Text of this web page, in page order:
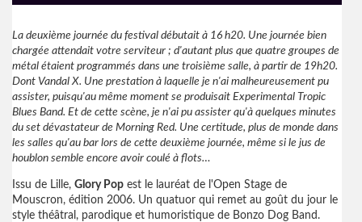
La deuxième journée du festival débutait à 16 h20. Une journée bien
chargée attendait votre serviteur ; d'autant plus que quatre groupes de
métal étaient programmés dans une troisième salle, à partir de 19h20.
Dont Vandal X. Une prestation à laquelle je n'ai malheureusement pu
assister, puisqu'au même moment se produisait Experimental Tropic
Blues Band. Et de cette scène, je n'ai pu assister qu'à quelques minutes
du set dévastateur de Morning Red. Une certitude, plus de monde dans
les salles qu'au bar lors de cette deuxième journée, même si le jus de
houblon semble encore avoir coulé à flots…
Issu de Lille, Glory Pop est le lauréat de l'Open Stage de
Mouscron, édition 2006. Un quatuor qui remet au goût du jour le
style théâtral, parodique et humoristique de Bonzo Dog Band.